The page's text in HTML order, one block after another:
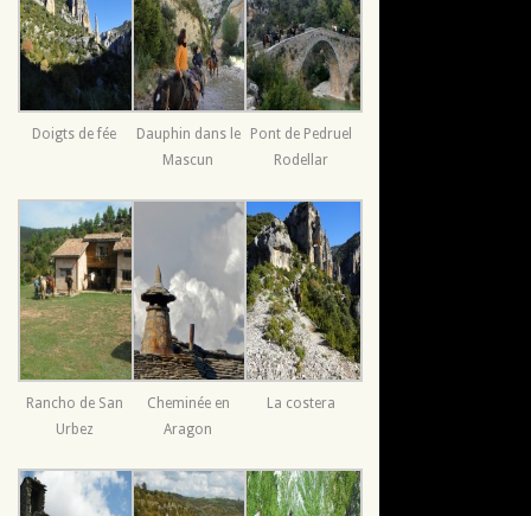
Doigts de fée
Dauphin dans le
Mascun
Pont de Pedruel
Rodellar
Rancho de San
Urbez
Cheminée en
Aragon
La costera